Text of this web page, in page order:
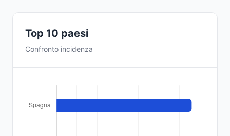
Top 10 paesi
Confronto incidenza